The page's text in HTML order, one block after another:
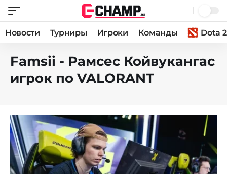
Новости Турниры Игроки Команды Dota 2
Famsii - Рамсес Койвукангас
игрок по VALORANT